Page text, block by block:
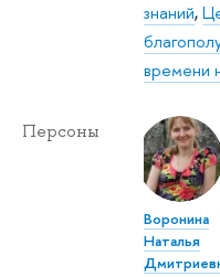
знаний,
времени
Персоны
Воронина
Наталья